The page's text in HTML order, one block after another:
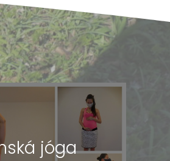
jóga